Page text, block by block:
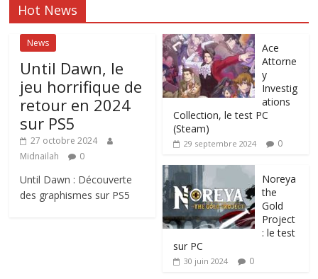
Hot News
News
Until Dawn, le
jeu horrifique de
retour en 2024
sur PS5
27 octobre 2024
Midnailah
0
Until Dawn : Découverte
des graphismes sur PS5
Ace
Attorne
y
Investig
ations
Collection, le test PC
(Steam)
29 septembre 2024 0
Noreya
the
Gold
Project
: le test
sur PC
30 juin 2024 0